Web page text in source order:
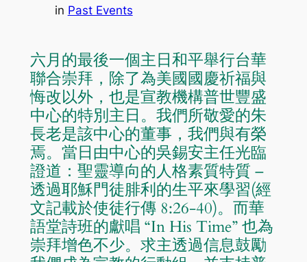
in Past Events
六月的最後一個主日和平舉行台華
聯合崇拜，除了為美國國慶祈福與
悔改以外，也是宣教機構普世豐盛
中心的特別主日。我們所敬愛的朱
長老是該中心的董事，我們與有榮
焉。當日由中心的吳錫安主任光臨
證道：聖靈導向的人格素質特質 –
透過耶穌門徒腓利的生平來學習(經
文記載於使徒行傳 8:26-40)。而華
語堂詩班的獻唱 “In His Time” 也為
崇拜增色不少。求主透過信息鼓勵